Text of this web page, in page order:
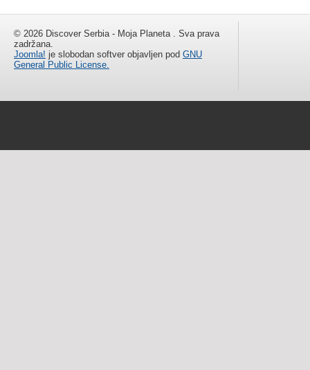
© 2026 Discover Serbia - Moja Planeta . Sva prava
zadržana.
Joomla! je slobodan softver objavljen pod GNU
General Public License.